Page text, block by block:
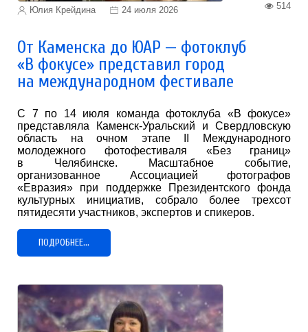
Юлия Крейдина 24 июля 2026 514
От Каменска до ЮАР — фотоклуб
«В фокусе» представил город
на международном фестивале
С 7 по 14 июля команда фотоклуба «В фокусе»
представляла Каменск-Уральский и Свердловскую
область на очном этапе II Международного
молодежного фотофестиваля «Без границ»
в Челябинске. Масштабное событие,
организованное Ассоциацией фотографов
«Евразия» при поддержке Президентского фонда
культурных инициатив, собрало более трехсот
пятидесяти участников, экспертов и спикеров.
ПОДРОБНЕЕ...